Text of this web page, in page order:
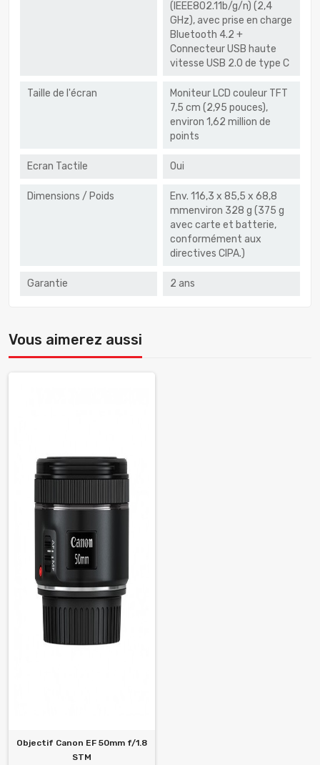
(IEEE802.11b/g/n) (2,4
GHz), avec prise en charge
Bluetooth 4.2 +
Connecteur USB haute
vitesse USB 2.0 de type C
Taille de l'écran
Moniteur LCD couleur TFT
7,5 cm (2,95 pouces),
environ 1,62 million de
points
Ecran Tactile Oui
Dimensions / Poids
Env. 116,3 x 85,5 x 68,8
mmenviron 328 g (375 g
avec carte et batterie,
conformément aux
directives CIPA.)
Garantie 2 ans
Vous aimerez aussi
Objectif Canon EF 50mm f/1.8
STM